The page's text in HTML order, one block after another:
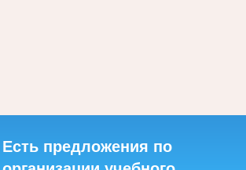
Есть предложения по